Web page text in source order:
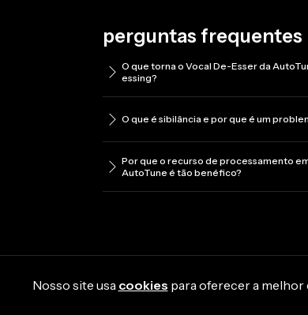
perguntas frequentes
O que torna o Vocal De-Esser da
essing?
O que é sibilância e por que é um
Por que o recurso de processamento
AutoTune é tão benéfico?
Nosso site usa cookies para oferecer a melhor